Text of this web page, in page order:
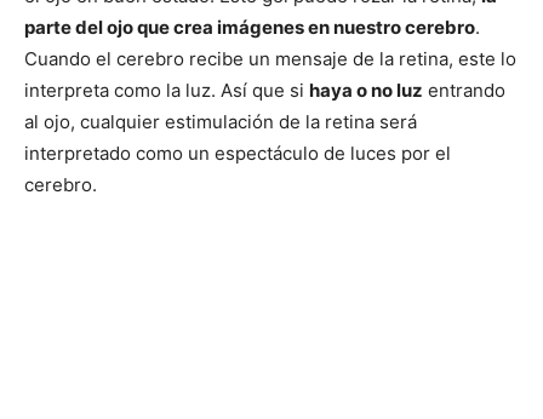
parte del ojo que crea imágenes en nuestro cerebro.
Cuando el cerebro recibe un mensaje de la retina, este lo
interpreta como la luz. Así que si haya o no luz entrando
al ojo, cualquier estimulación de la retina será
interpretado como un espectáculo de luces por el
cerebro.